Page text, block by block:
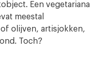
Een vegetariana
meestal
olijven, artisjokken,
Toch?